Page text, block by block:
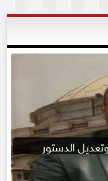
الدستور